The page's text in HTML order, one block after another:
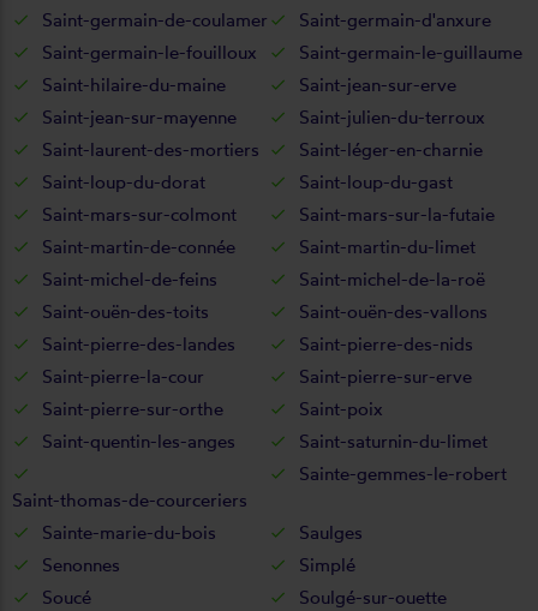
Saint-germain-de-coulamer
Saint-germain-d'anxure
Saint-germain-le-fouilloux
Saint-germain-le-guillaume
Saint-hilaire-du-maine
Saint-jean-sur-erve
Saint-jean-sur-mayenne
Saint-julien-du-terroux
Saint-laurent-des-mortiers
Saint-léger-en-charnie
Saint-loup-du-dorat
Saint-loup-du-gast
Saint-mars-sur-colmont
Saint-mars-sur-la-futaie
Saint-martin-de-connée
Saint-martin-du-limet
Saint-michel-de-feins
Saint-michel-de-la-roë
Saint-ouën-des-toits
Saint-ouën-des-vallons
Saint-pierre-des-landes
Saint-pierre-des-nids
Saint-pierre-la-cour
Saint-pierre-sur-erve
Saint-pierre-sur-orthe
Saint-poix
Saint-quentin-les-anges
Saint-saturnin-du-limet
Saint-thomas-de-courceriers
Sainte-gemmes-le-robert
Sainte-marie-du-bois
Saulges
Senonnes
Simplé
Soucé
Soulgé-sur-ouette